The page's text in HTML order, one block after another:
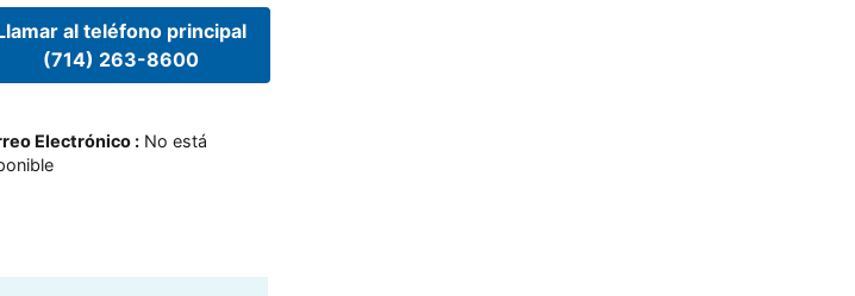
al teléfono principal
(714) 263-8600
Electrónico: No está